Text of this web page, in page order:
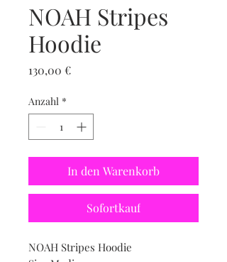
NOAH Stripes
Hoodie
130,00 €Preis
Anzahl *
In den Warenkorb
Sofortkauf
NOAH Stripes Hoodie